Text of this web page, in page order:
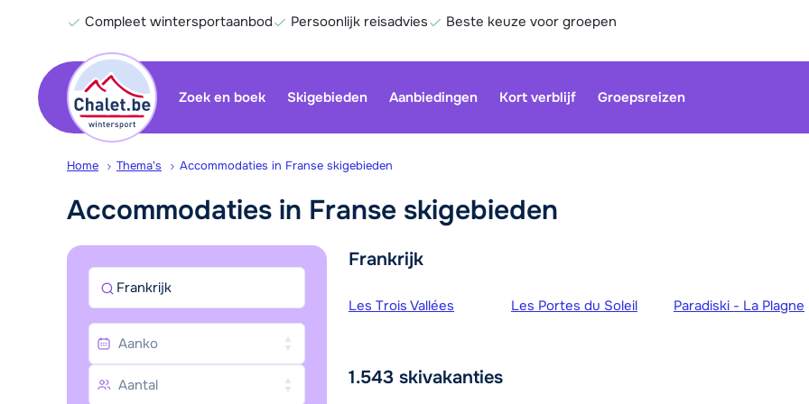
Compleet wintersportaanbod Persoonlijk reisadvies Beste keuze voor groepen
Zoek en boek Skigebieden Aanbiedingen Kort verblijf Groepsreizen
Home Thema's Accommodaties in Franse skigebieden
Accommodaties in Franse skigebieden
Frankrijk
Skigebieden
Les Trois Vallées Les Portes du Soleil Paradiski - La Plagne
1.543 skivakanties
Frankrijk